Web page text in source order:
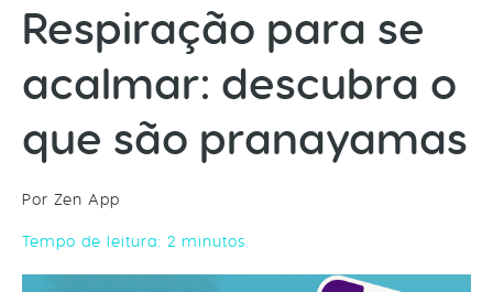
Respiração para se
acalmar: descubra o
que são pranayamas
Por Zen App
Tempo de leitura: 2 minutos